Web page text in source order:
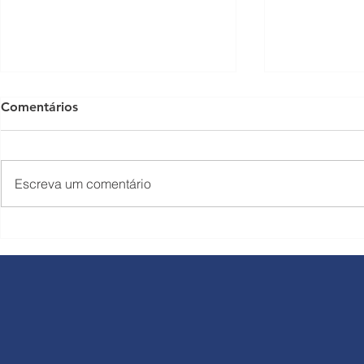
reajuste nas tarifas a partir
Rondon
Comentários
Escreva um comentário